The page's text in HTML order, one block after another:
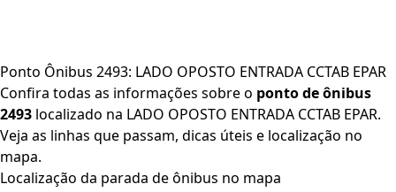
Ponto Ônibus 2493: LADO OPOSTO ENTRADA CCTAB EPAR
Confira todas as informações sobre o ponto de ônibus
2493 localizado na LADO OPOSTO ENTRADA CCTAB EPAR.
Veja as linhas que passam, dicas úteis e localização no
mapa.
Localização da parada de ônibus no mapa